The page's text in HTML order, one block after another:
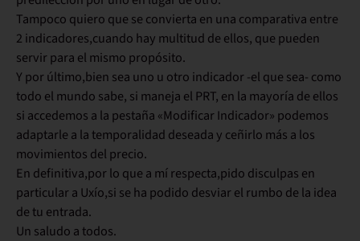
Tampoco quiero que se convierta en una comparativa entre
2 indicadores,cuando hay multitud de ellos, que pueden
servir para el mismo propósito.
Y por último,bien sea uno u otro indicador -el que sea- como
todo el mundo sabe, si maneja el PRT, en la mayoría de ellos
si accedemos a la pestaña «Modificar Indicador» podemos
adaptarle a la temporalidad deseada y ceñirlo más a los
movimientos del precio.
En definitiva,por lo que a mí respecta,pido disculpas en
particular a Uxío,si se ha podido desviar el rumbo de la idea
de tu entrada.
Un saludo a todos.